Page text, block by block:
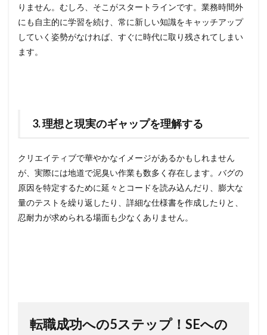
りません。むしろ、そこがスタートラインです。業務時間外
にも自主的に学習を続け、常に新しい知識をキャッチアップ
していく姿勢がなければ、すぐに時代に取り残されてしまい
ます。
3. 理想と現実のギャップを理解する
クリエイティブで華やかなイメージがあるかもしれません
が、実際には地道で泥臭い作業も数多く存在します。バグの
原因を特定するために延々とコードを読み込んだり、膨大な
量のテストを繰り返したり、詳細な仕様書を作成したりと、
忍耐力が求められる場面も少なくありません。
転職成功への5ステップ！SEへの